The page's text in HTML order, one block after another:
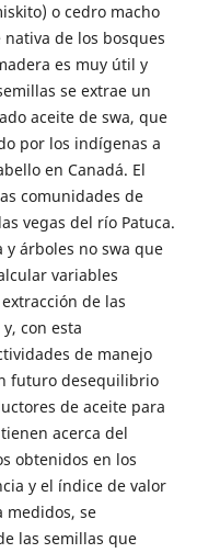
o cedro macho
de los bosques
es muy útil y
se extrae un
aceite de swa, que
por los indígenas a
en Canadá. El
comunidades de
vegas del río Patuca.
y árboles no swa que
variables
de las
con esta
de manejo
futuro desequilibrio
de aceite para
acerca del
obtenidos en los
y el índice de valor
medidos, se
las semillas que